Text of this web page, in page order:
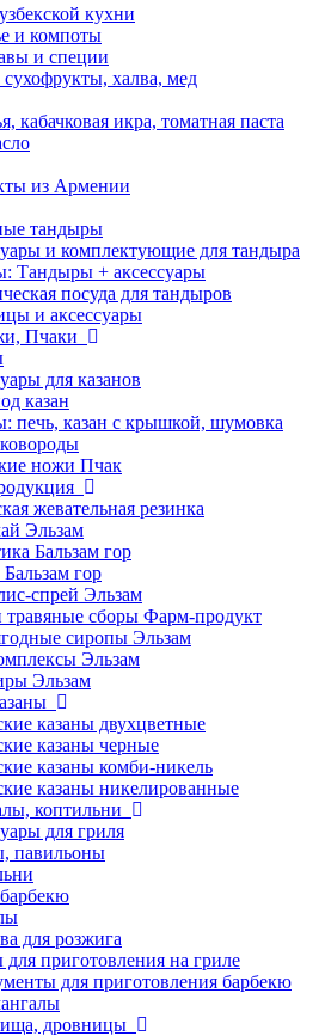
кухни
и компоты
и специи
халва, мед
кабачковая икра, томатная паста
из Армении
тандыры
и комплектующие для тандыра
Тандыры + аксессуары
посуда для тандыров
и аксессуары
Пчаки
для казанов
казан
печь, казан с крышкой, шумовка
ножи Пчак
жевательная резинка
Эльзам
Бальзам гор
гор
спрей Эльзам
сборы Фарм-продукт
сиропы Эльзам
Эльзам
Эльзам
казаны двухцветные
казаны черные
казаны комби-никель
казаны никелированные
коптильни
для гриля
павильоны
для розжига
для приготовления на гриле
для приготовления барбекю
дровницы